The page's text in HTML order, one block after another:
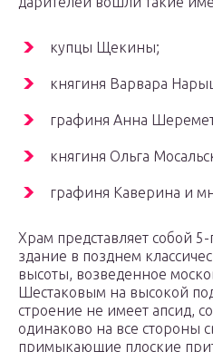
купцы Щекины;
княгиня Варвара
графиня Анна
княгиня Ольга
графиня Каверина и
Храм представляет собой
здание в позднем
высоты, возведенное
Шестаковым на высокой
строение не имеет апсид,
одинаково на все стороны
примыкающие плоские